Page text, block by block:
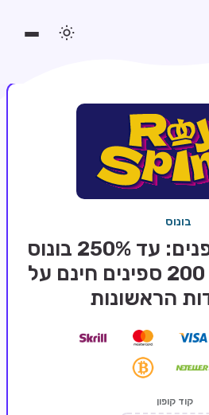
בונוס
חבילת קבלת פנים: עד 250% בונוס
עד €2,000 + 200 ספינים חינם על
הראשונות
קוד קופון